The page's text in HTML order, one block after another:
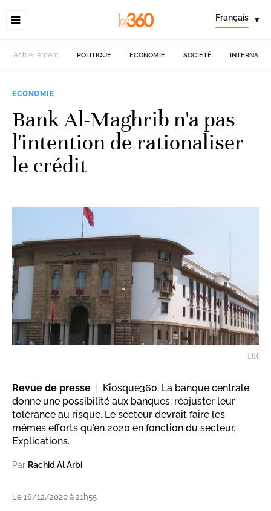
Français ▾
Actuellement POLITIQUE ECONOMIE SOCIÉTÉ
ECONOMIE
Bank Al-Maghrib n'a pas
l'intention de rationaliser
le crédit
DR
Revue de presse
Kiosque360. La banque centrale
donne une possibilité aux banques: réajuster leur
tolérance au risque. Le secteur devrait faire les
mêmes efforts qu'en 2020 en fonction du secteur.
Explications.
Par Rachid Al Arbi
Le 16/12/2020 à 21h55